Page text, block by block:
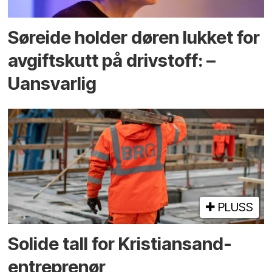
Søreide holder døren lukket for
avgiftskutt på drivstoff: –
Uansvarlig
PLUSS
Solide tall for Kristiansand-
entreprenør